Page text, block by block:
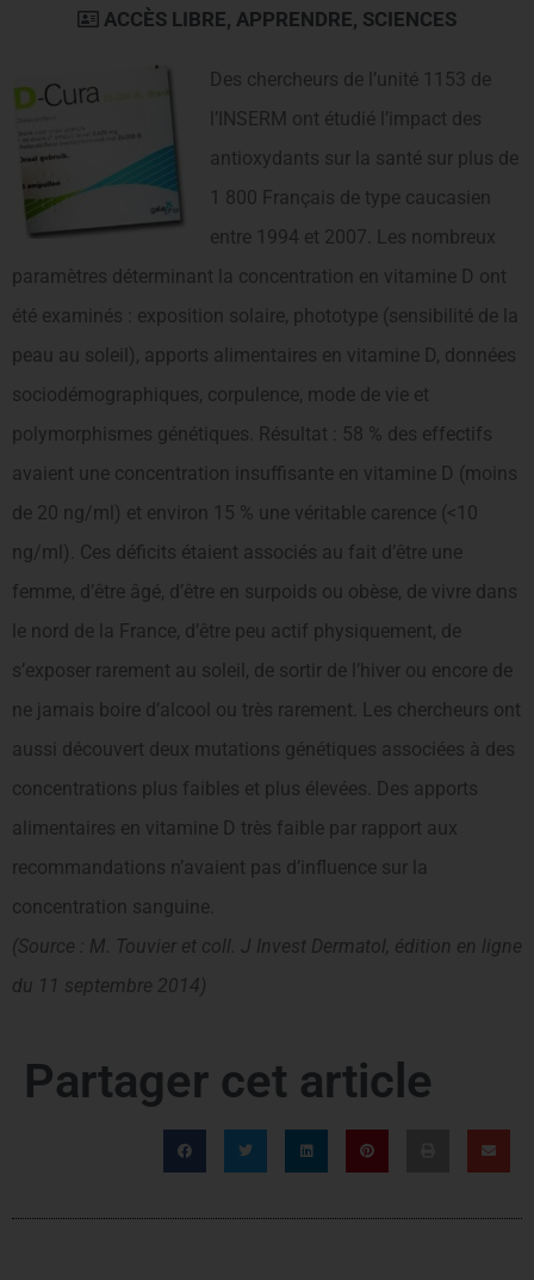
ACCÈS LIBRE, APPRENDRE, SCIENCES
Des chercheurs de l’unité 1153 de
l’INSERM ont étudié l’impact des
antioxydants sur la santé sur plus de
1 800 Français de type caucasien
entre 1994 et 2007. Les nombreux
paramètres déterminant la concentration en vitamine D ont
été examinés : exposition solaire, phototype (sensibilité de la
peau au soleil), apports alimentaires en vitamine D, données
sociodémographiques, corpulence, mode de vie et
polymorphismes génétiques. Résultat : 58 % des effectifs
avaient une concentration insuffisante en vitamine D (moins
de 20 ng/ml) et environ 15 % une véritable carence (<10
ng/ml). Ces déficits étaient associés au fait d’être une
femme, d’être âgé, d’être en surpoids ou obèse, de vivre dans
le nord de la France, d’être peu actif physiquement, de
s’exposer rarement au soleil, de sortir de l’hiver ou encore de
ne jamais boire d’alcool ou très rarement. Les chercheurs ont
aussi découvert deux mutations génétiques associées à des
concentrations plus faibles et plus élevées. Des apports
alimentaires en vitamine D très faible par rapport aux
recommandations n’avaient pas d’influence sur la
concentration sanguine.
(Source : M. Touvier et coll. J Invest Dermatol, édition en ligne
du 11 septembre 2014)
Partager cet article